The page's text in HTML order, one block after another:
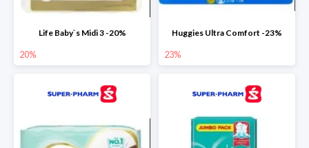
Life Baby`s Midi 3 -20%
20%
Huggies Ultra Comfort -23%
23%